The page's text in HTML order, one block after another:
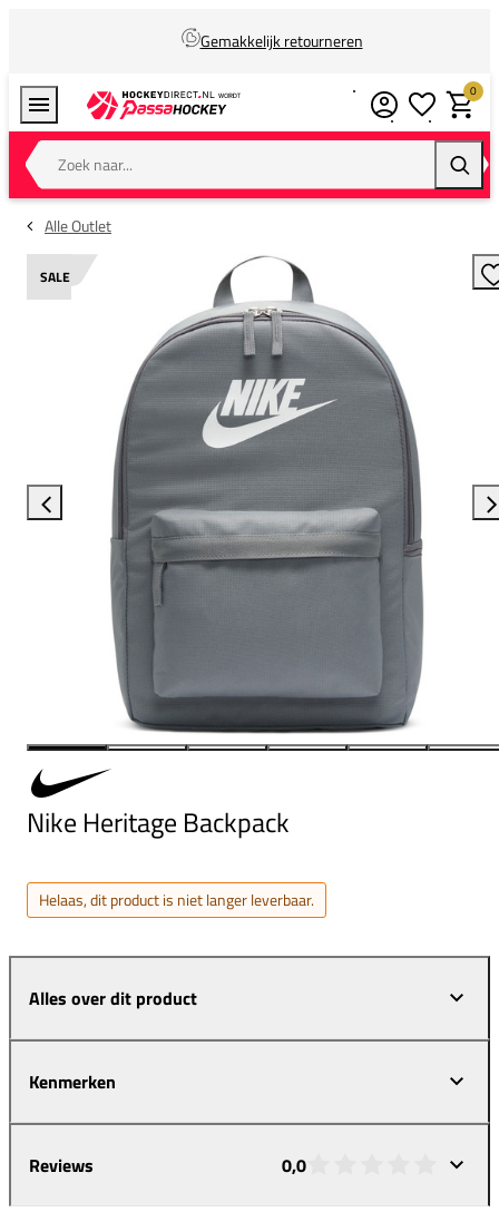
Gemakkelijk retourneren
Zoek naar...
0
Alle Outlet
SALE
Nike Heritage Backpack
Helaas, dit product is niet langer leverbaar.
Alles over dit product
Kenmerken
Reviews 0,0